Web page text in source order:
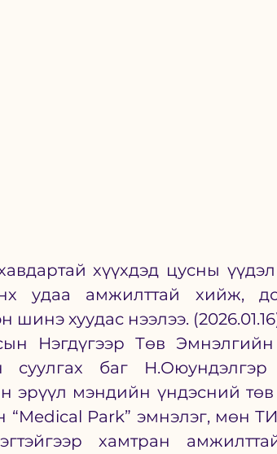
хүүхдэд цусны
удаа амжилттай хийж,
шинэ хуудас нээлээ.
Нэгдүгээр Төв
баг Н.Оюундэлгэр
эрүүл мэндийн үндэсний
Park” эмнэлэг, мөн
хамтран